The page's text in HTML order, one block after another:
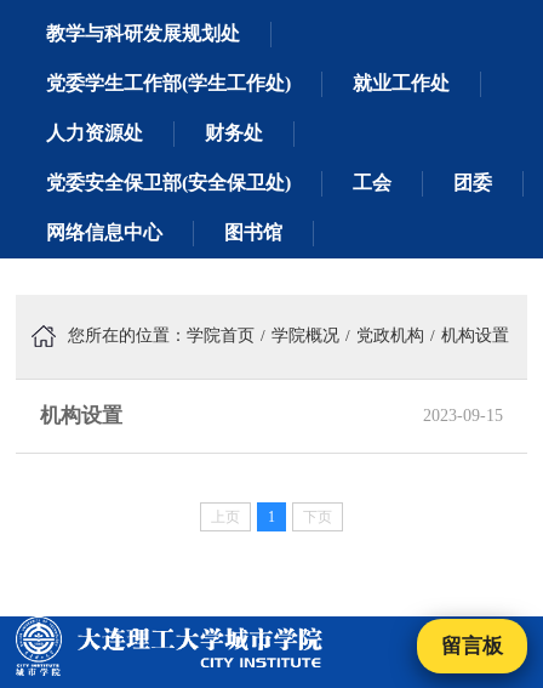
教学与科研发展规划处
党委学生工作部(学生工作处) 就业工作处
人力资源处 财务处
党委安全保卫部(安全保卫处) 工会 团委
网络信息中心 图书馆
您所在的位置：学院首页 学院概况 党政机构 机构设置
机构设置 2023-09-15
上页 1 下页
留言板